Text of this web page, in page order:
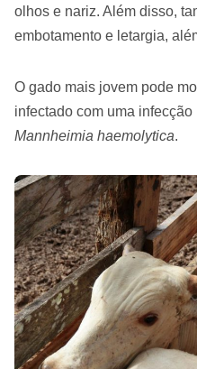
olhos e nariz. Além disso,
embotamento e letargia,
O gado mais jovem pode
infectado com uma
Mannheimia haemolytica.